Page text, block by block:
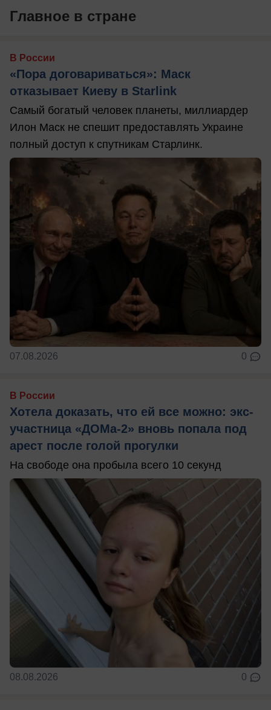
Главное в стране
В России
«Пора договариваться»: Маск
отказывает Киеву в Starlink
Самый богатый человек планеты, миллиардер
Илон Маск не спешит предоставлять Украине
полный доступ к спутникам Старлинк.
07.08.2026 0
В России
Хотела доказать, что ей все можно: экс-
участница «ДОМа-2» вновь попала под
арест после голой прогулки
На свободе она пробыла всего 10 секунд
08.08.2026 0